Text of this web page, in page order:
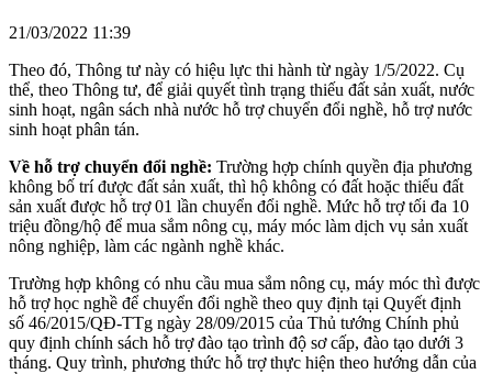
21/03/2022 11:39
Theo đó, Thông tư này có hiệu lực thi hành từ ngày 1/5/2022. Cụ
thể, theo Thông tư, để giải quyết tình trạng thiếu đất sản xuất, nước
sinh hoạt, ngân sách nhà nước hỗ trợ chuyển đổi nghề, hỗ trợ nước
sinh hoạt phân tán.
Về hỗ trợ chuyển đổi nghề: Trường hợp chính quyền địa phương
không bố trí được đất sản xuất, thì hộ không có đất hoặc thiếu đất
sản xuất được hỗ trợ 01 lần chuyển đổi nghề. Mức hỗ trợ tối đa 10
triệu đồng/hộ để mua sắm nông cụ, máy móc làm dịch vụ sản xuất
nông nghiệp, làm các ngành nghề khác.
Trường hợp không có nhu cầu mua sắm nông cụ, máy móc thì được
hỗ trợ học nghề để chuyển đổi nghề theo quy định tại Quyết định
số 46/2015/QĐ-TTg ngày 28/09/2015 của Thủ tướng Chính phủ
quy định chính sách hỗ trợ đào tạo trình độ sơ cấp, đào tạo dưới 3
tháng. Quy trình, phương thức hỗ trợ thực hiện theo hướng dẫn của